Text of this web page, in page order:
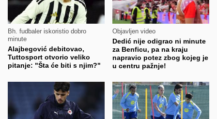
Bh. fudbaler iskoristio dobro
minute
Alajbegović debitovao,
Tuttosport otvorio veliko
pitanje: "Šta će biti s njim?"
Objavljen video
Dedić nije odigrao ni minute
za Benficu, pa na kraju
napravio potez zbog kojeg je
u centru pažnje!